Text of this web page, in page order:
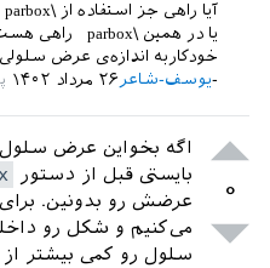
آیا راهی جز استفاده از \parbox نیست؟
خودکاربه اندازه‌ی عرض
۲۶ مرداد ۱۴۰۲ یوسف-شاعر
۰
اگه بخواین عرض سلول
بایستی قبل از دستور
عرضش رو بدونین.
می‌کنیم و شکل رو
سلول رو کمی بیشتر